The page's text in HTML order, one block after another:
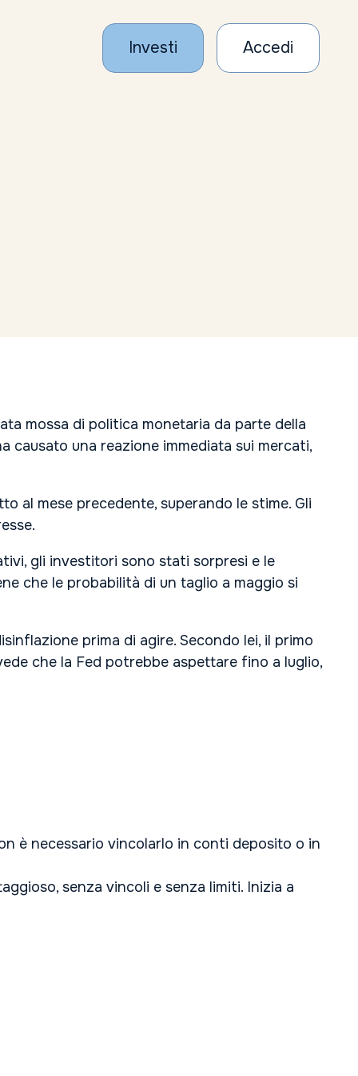
Investi Accedi
mossa di politica monetaria da parte della
causato una reazione immediata sui mercati,
al mese precedente, superando le stime. Gli
gli investitori sono stati sorpresi e le
che le probabilità di un taglio a maggio si
prima di agire. Secondo lei, il primo
che la Fed potrebbe aspettare fino a luglio,
è necessario vincolarlo in conti deposito o in
senza vincoli e senza limiti. Inizia a